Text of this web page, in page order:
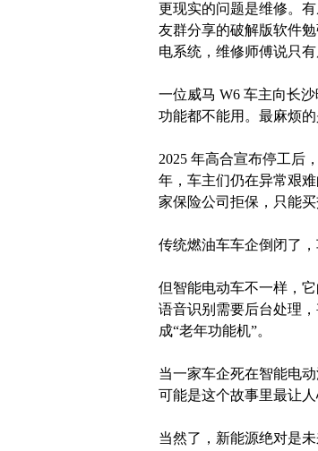
更现实的问题是维修。
友群分享的破解版软件
电系统，维修师傅说只
一位威马 W6 车主向长
功能都不能用。最麻烦
2025 年高合宣布停工后
年，车主们仍在异常艰
家保险公司拒保，只能买
传统燃油车车企倒闭了
但智能电动车不一样，
语音识别需要后台处理
成“老年功能机”。
当一家车企死在智能电
可能是这个故事里最让
当然了，新能源绝对是